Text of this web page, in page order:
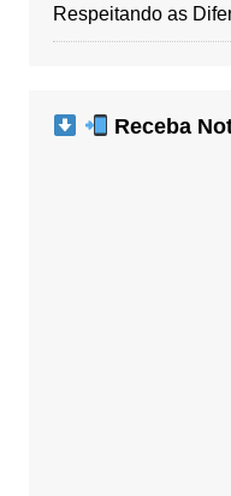
Respeitando as
Receba